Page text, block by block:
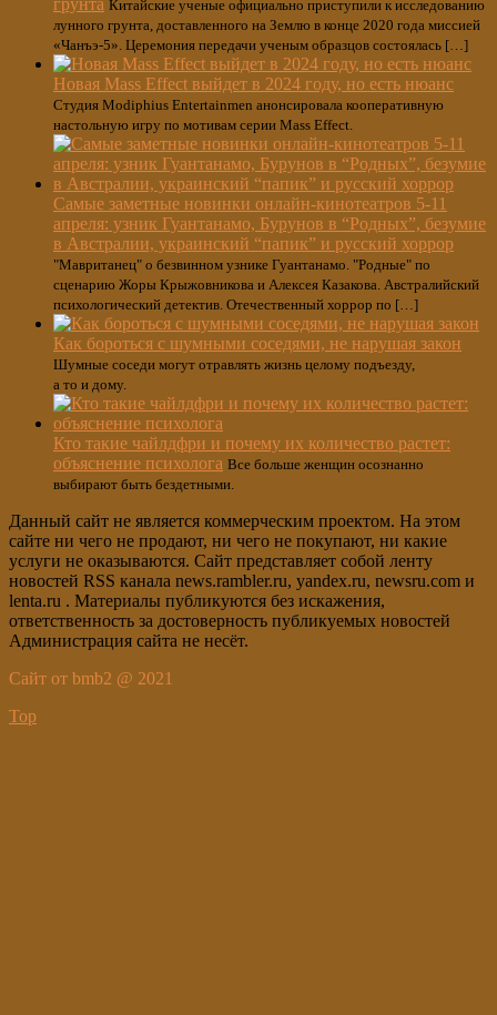
грунта Китайские ученые официально приступили к исследованию
лунного грунта, доставленного на Землю в конце 2020 года миссией
«Чанъэ-5». Церемония передачи ученым образцов состоялась […]
Новая Mass Effect выйдет в 2024 году, но есть нюанс
Студия Modiphius Entertainmen анонсировала кооперативную
настольную игру по мотивам серии Mass Effect.
Самые заметные новинки онлайн-кинотеатров 5-11
апреля: узник Гуантанамо, Бурунов в “Родных”, безумие
в Австралии, украинский “папик” и русский хоррор
"Мавританец" о безвинном узнике Гуантанамо. "Родные" по
сценарию Жоры Крыжовникова и Алексея Казакова. Австралийский
психологический детектив. Отечественный хоррор по […]
Как бороться с шумными соседями, не нарушая закон
Шумные соседи могут отравлять жизнь целому подъезду,
а то и дому.
Кто такие чайлдфри и почему их количество растет:
объяснение психолога Все больше женщин осознанно
выбирают быть бездетными.
Данный сайт не является коммерческим проектом. На этом
сайте ни чего не продают, ни чего не покупают, ни какие
услуги не оказываются. Сайт представляет собой ленту
новостей RSS канала news.rambler.ru, yandex.ru, newsru.com и
lenta.ru . Материалы публикуются без искажения,
ответственность за достоверность публикуемых новостей
Администрация сайта не несёт.
Сайт от bmb2 @ 2021
Top